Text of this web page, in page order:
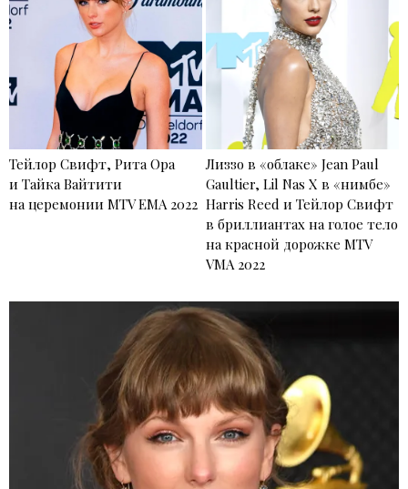
Тейлор Свифт, Рита Ора
и Тайка Вайтити
на церемонии MTV EMA 2022
Лиззо в «облаке» Jean Paul
Gaultier, Lil Nas X в «нимбе»
Harris Reed и Тейлор Свифт
в бриллиантах на голое тело
на красной дорожке MTV
VMA 2022